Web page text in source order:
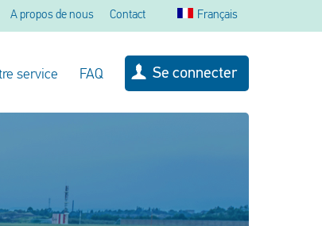
A propos de nous Contact Français
service FAQ Se connecter